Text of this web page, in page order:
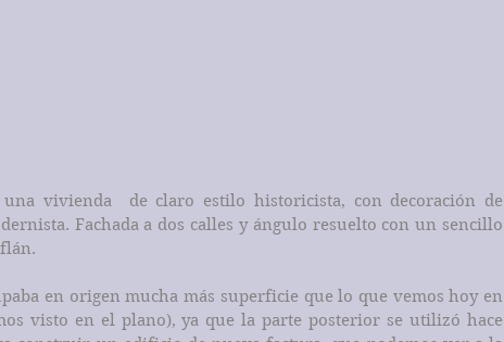
una vivienda  de claro estilo historicista, con decoración de
Fachada a dos calles y ángulo resuelto con un sencillo
en origen mucha más superficie que lo que vemos hoy en
visto en el plano), ya que la parte posterior se utilizó hace